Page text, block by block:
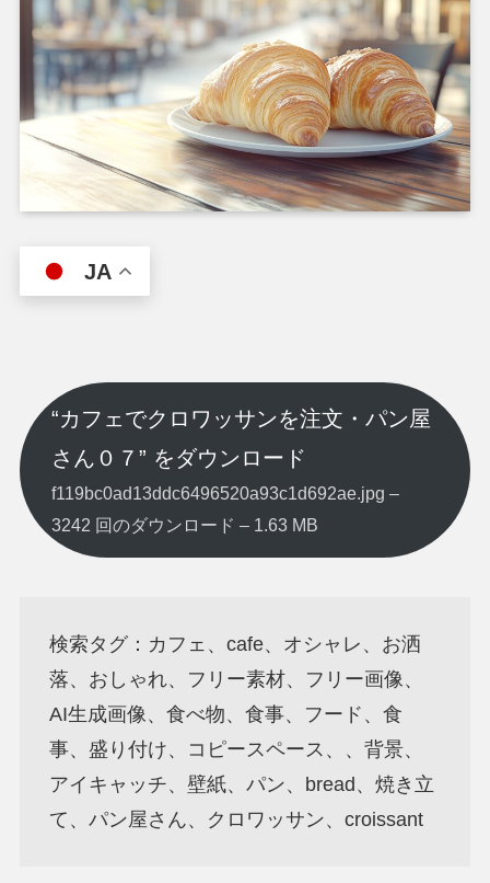
JA
“カフェでクロワッサンを注文・パン屋
さん０７” をダウンロード
f119bc0ad13ddc6496520a93c1d692ae.jpg –
3242 回のダウンロード – 1.63 MB
検索タグ：カフェ、cafe、オシャレ、お洒
落、おしゃれ、フリー素材、フリー画像、
AI生成画像、食べ物、食事、フード、食
事、盛り付け、コピースペース、、背景、
アイキャッチ、壁紙、パン、bread、焼き立
て、パン屋さん、クロワッサン、croissant